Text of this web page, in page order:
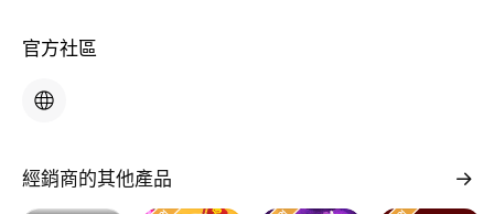
官方社區
經銷商的其他產品